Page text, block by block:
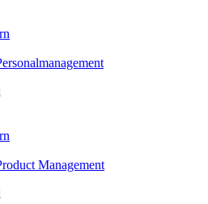
Management